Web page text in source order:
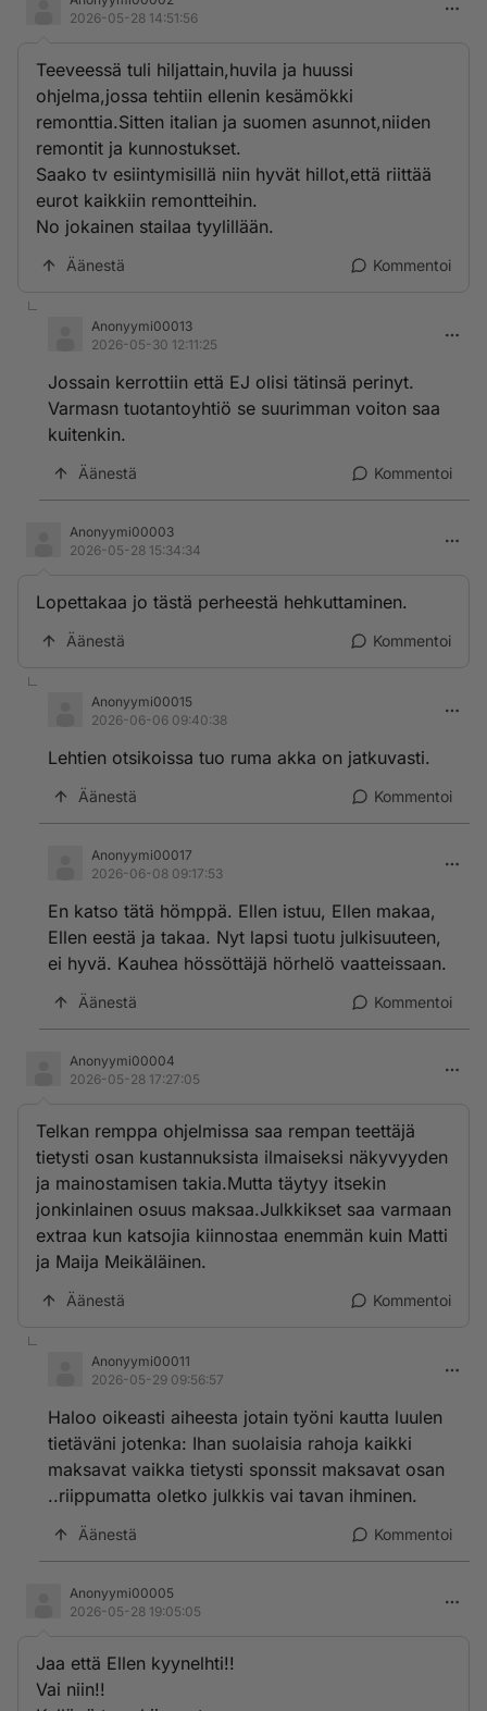
2026-05-28 14:51:56
Teeveessä tuli hiljattain,huvila ja huussi
ohjelma,jossa tehtiin ellenin kesämökki
remonttia.Sitten italian ja suomen asunnot,niiden
remontit ja kunnostukset.
Saako tv esiintymisillä niin hyvät hillot,että riittää
eurot kaikkiin remontteihin.
No jokainen stailaa tyylillään.
Äänestä Kommentoi
Anonyymi00013
2026-05-30 12:11:25
Jossain kerrottiin että EJ olisi tätinsä perinyt.
Varmasn tuotantoyhtiö se suurimman voiton saa
kuitenkin.
Äänestä Kommentoi
Anonyymi00003
2026-05-28 15:34:34
Lopettakaa jo tästä perheestä hehkuttaminen.
Äänestä Kommentoi
Anonyymi00015
2026-06-06 09:40:38
Lehtien otsikoissa tuo ruma akka on jatkuvasti.
Äänestä Kommentoi
Anonyymi00017
2026-06-08 09:17:53
En katso tätä hömppä. Ellen istuu, Ellen makaa,
Ellen eestä ja takaa. Nyt lapsi tuotu julkisuuteen,
ei hyvä. Kauhea hössöttäjä hörhelö vaatteissaan.
Äänestä Kommentoi
Anonyymi00004
2026-05-28 17:27:05
Telkan remppa ohjelmissa saa rempan teettäjä
tietysti osan kustannuksista ilmaiseksi näkyvyyden
ja mainostamisen takia.Mutta täytyy itsekin
jonkinlainen osuus maksaa.Julkkikset saa varmaan
extraa kun katsojia kiinnostaa enemmän kuin Matti
ja Maija Meikäläinen.
Äänestä Kommentoi
Anonyymi00011
2026-05-29 09:56:57
Haloo oikeasti aiheesta jotain työni kautta luulen
tietäväni jotenka: Ihan suolaisia rahoja kaikki
maksavat vaikka tietysti sponssit maksavat osan
..riippumatta oletko julkkis vai tavan ihminen.
Äänestä Kommentoi
Anonyymi00005
2026-05-28 19:05:05
Jaa että Ellen kyynelhti!!
Vai niin!!